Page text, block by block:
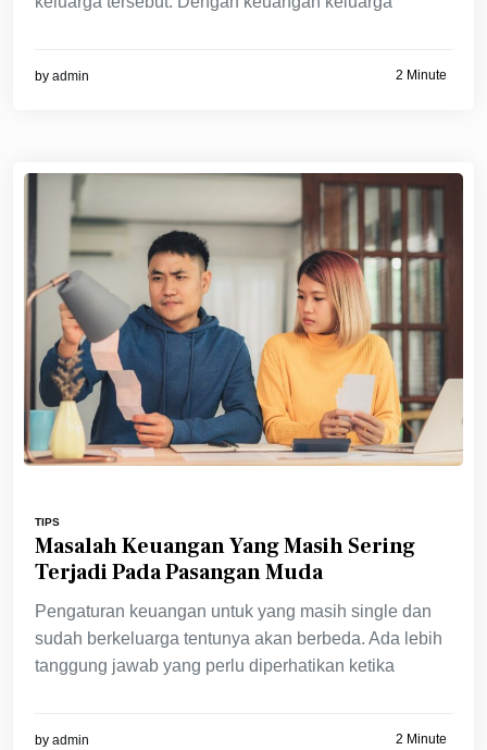
by admin 2 Minute
TIPS
Masalah Keuangan Yang Masih Sering
Terjadi Pada Pasangan Muda
Pengaturan keuangan untuk yang masih single dan
sudah berkeluarga tentunya akan berbeda. Ada lebih
tanggung jawab yang perlu diperhatikan ketika
by admin 2 Minute